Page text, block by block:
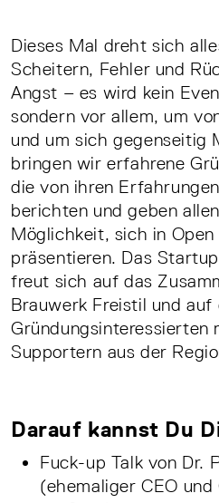
Dieses Mal dreht sich
Scheitern, Fehler und
Angst – es wird kein
sondern vor allem, um
und um sich gegenseitig
bringen wir erfahrene
die von ihren
berichten und geben
Möglichkeit, sich in
präsentieren. Das
freut sich auf das
Brauwerk Freistil und auf
Gründungsinteressierten
Supportern aus der
Darauf kannst Du
Fuck-up Talk von Dr.
(ehemaliger CEO